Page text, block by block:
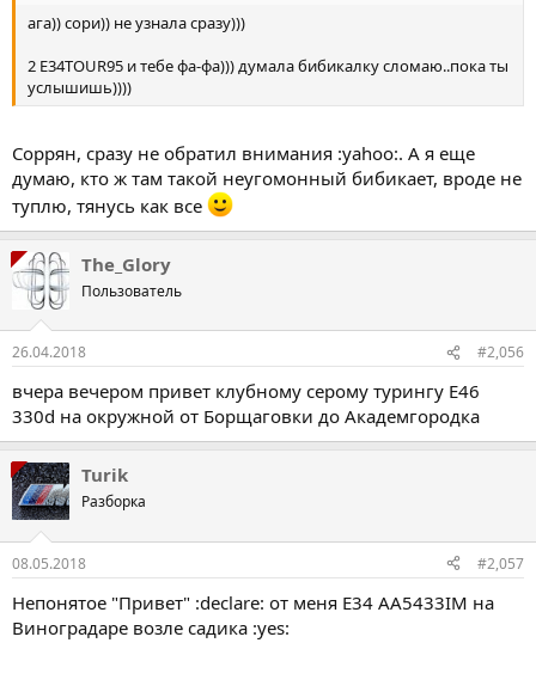
ага)) сори)) не узнала сразу)))
2 E34TOUR95 и тебе фа-фа))) думала бибикалку сломаю..пока ты
услышишь))))
Соррян, сразу не обратил внимания :yahoo:. А я еще
думаю, кто ж там такой неугомонный бибикает, вроде не
туплю, тянусь как все
The_Glory
Пользователь
26.04.2018 #2,056
вчера вечером привет клубному серому турингу Е46
330d на окружной от Борщаговки до Академгородка
Turik
Разборка
08.05.2018 #2,057
Непонятое "Привет" :declare: от меня Е34 АА5433IM на
Виноградаре возле садика :yes: